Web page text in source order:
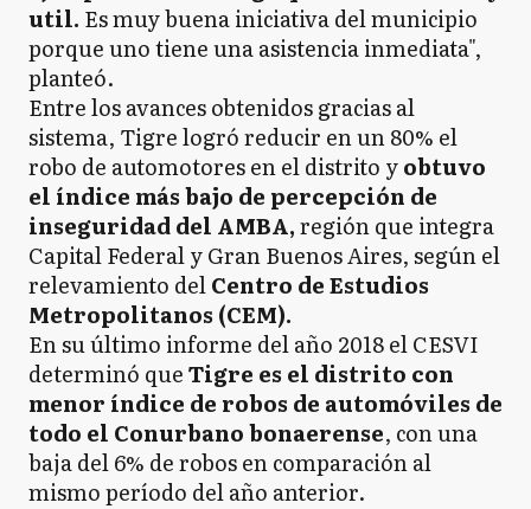
util. Es muy buena iniciativa del municipio
porque uno tiene una asistencia inmediata",
planteó.
Entre los avances obtenidos gracias al
sistema, Tigre logró reducir en un 80% el
robo de automotores en el distrito yobtuvo
el índice más bajo de percepción de
inseguridad del AMBA,región que integra
Capital Federal y Gran Buenos Aires, según el
relevamiento delCentro de Estudios
Metropolitanos (CEM).
En su último informe del año 2018 el CESVI
determinó queTigre es el distrito con
menor índice de robos de automóviles de
todo el Conurbano bonaerense, con una
baja del 6% de robos en comparación al
mismo período del año anterior.